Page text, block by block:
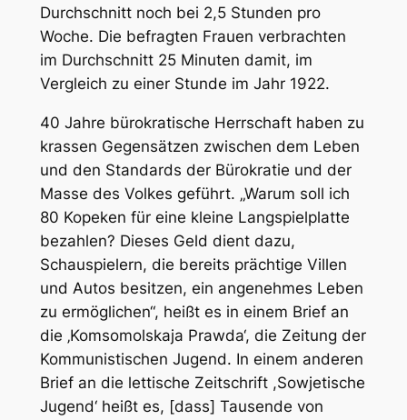
Durchschnitt noch bei 2,5 Stunden pro
Woche. Die befragten Frauen verbrachten
im Durchschnitt 25 Minuten damit, im
Vergleich zu einer Stunde im Jahr 1922.
40 Jahre bürokratische Herrschaft haben zu
krassen Gegensätzen zwischen dem Leben
und den Standards der Bürokratie und der
Masse des Volkes geführt. „Warum soll ich
80 Kopeken für eine kleine Langspielplatte
bezahlen? Dieses Geld dient dazu,
Schauspielern, die bereits prächtige Villen
und Autos besitzen, ein angenehmes Leben
zu ermöglichen“, heißt es in einem Brief an
die ‚Komsomolskaja Prawda‘, die Zeitung der
Kommunistischen Jugend. In einem anderen
Brief an die lettische Zeitschrift ,Sowjetische
Jugend‘ heißt es, [dass] Tausende von